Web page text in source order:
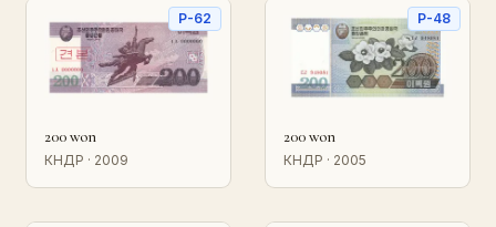
P-62
200 won
КНДР · 2009
P-48
200 won
КНДР · 2005